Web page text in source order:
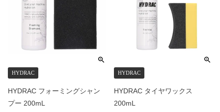
HYDRAC
HYDRAC フォーミングシャン
プー 200mL
HYDRAC
HYDRAC タイヤワックス
200mL